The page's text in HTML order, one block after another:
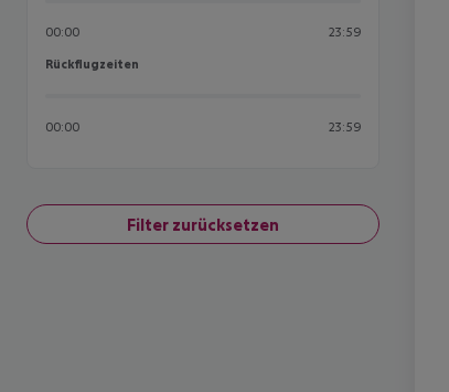
00:00 23:59
Rückflugzeiten
Rückflugzeiten
00:00 23:59
Filter zurücksetzen